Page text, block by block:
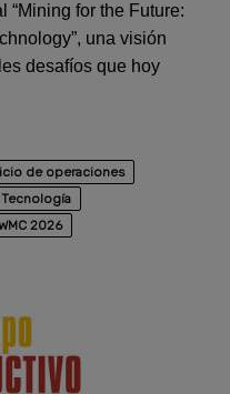
“Mining for the Future:
una visión
desafíos que hoy
de operaciones
Tecnología
2026